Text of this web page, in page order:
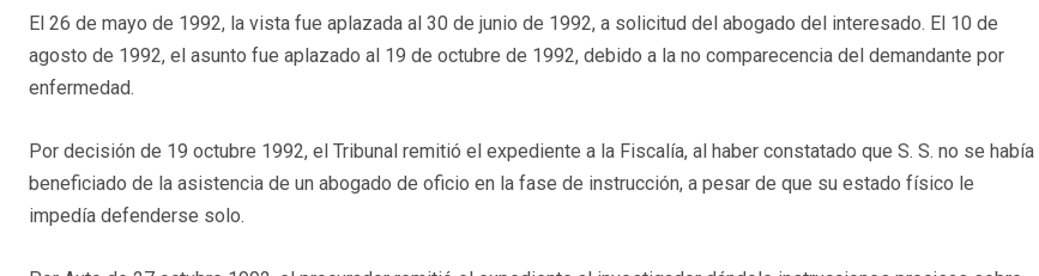
El 26 de mayo de 1992, la vista fue aplazada al 30 de junio de 1992, a solicitud del abogado del interesado. El 10 de
agosto de 1992, el asunto fue aplazado al 19 de octubre de 1992, debido a la no comparecencia del demandante por
enfermedad.
Por decisión de 19 octubre 1992, el Tribunal remitió el expediente a la Fiscalía, al haber constatado que S. S. no se había
beneficiado de la asistencia de un abogado de oficio en la fase de instrucción, a pesar de que su estado físico le
impedía defenderse solo.